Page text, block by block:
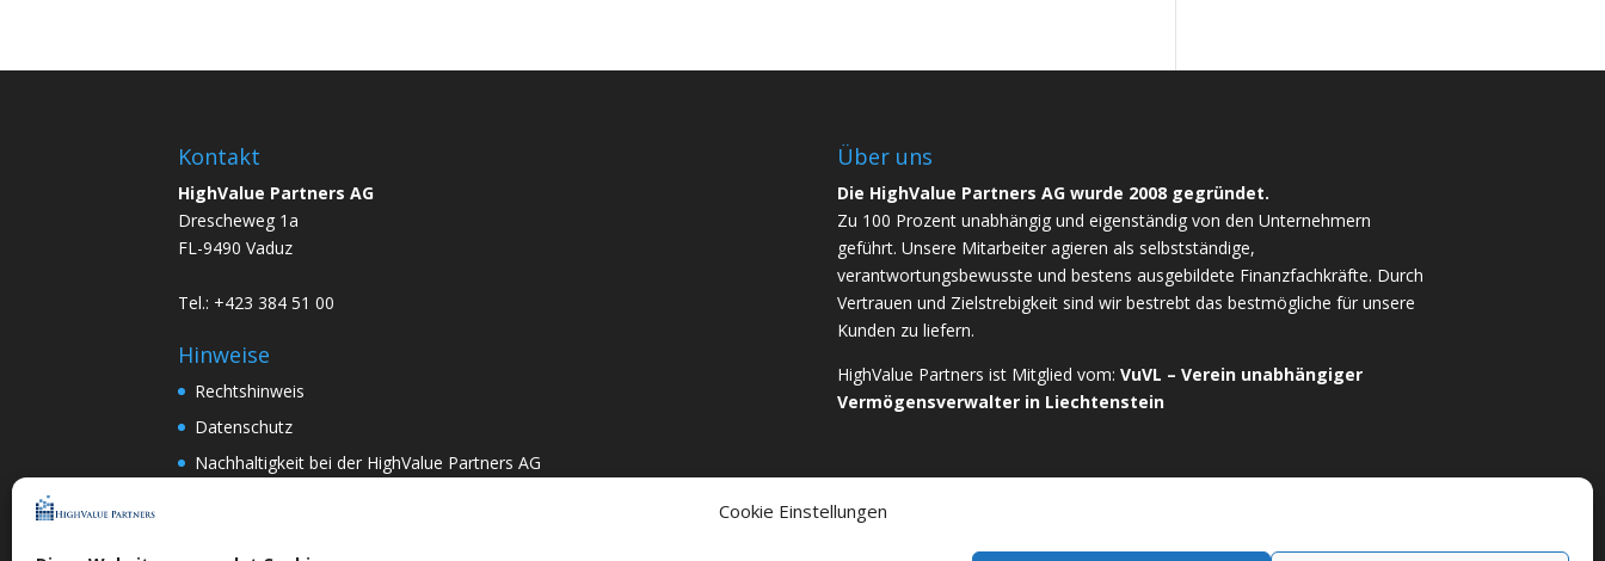
Cookie Einstellungen
Kontakt
HighValue Partners AG
Drescheweg 1a
FL-9490 Vaduz
Tel.: +423 384 51 00
Hinweise
Rechtshinweis
Datenschutz
Nachhaltigkeit bei der HighValue Partners AG
Über uns
Die HighValue Partners AG wurde 2008 gegründet.
Zu 100 Prozent unabhängig und eigenständig von den Unternehmern
geführt. Unsere Mitarbeiter agieren als selbstständige,
verantwortungsbewusste und bestens ausgebildete Finanzfachkräfte. Durch
Vertrauen und Zielstrebigkeit sind wir bestrebt das bestmögliche für unsere
Kunden zu liefern.
HighValue Partners ist Mitglied vom: VuVL – Verein unabhängiger
Vermögensverwalter in Liechtenstein